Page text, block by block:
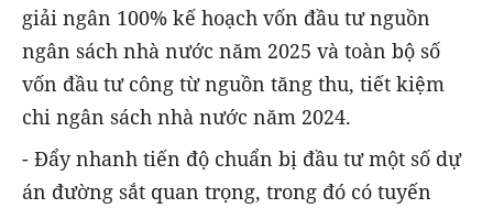
giải ngân 100% kế hoạch vốn đầu tư nguồn
ngân sách nhà nước năm 2025 và toàn bộ số
vốn đầu tư công từ nguồn tăng thu, tiết kiệm
chi ngân sách nhà nước năm 2024.
- Đẩy nhanh tiến độ chuẩn bị đầu tư một số dự
án đường sắt quan trọng, trong đó có tuyến